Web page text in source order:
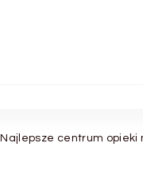
Najlepsze centrum